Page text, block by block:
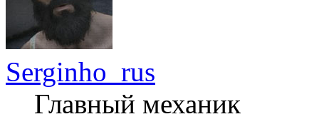
Serginho_rus
Главный механик